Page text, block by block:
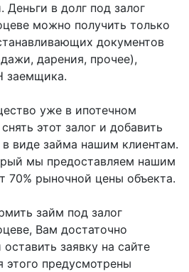
Деньги в долг под залог
можно получить только
документов
дарения, прочее),
заемщика.
уже в ипотечном
этот залог и добавить
виде займа нашим клиентам.
мы предоставляем нашим
70% рыночной цены объекта.
займ под залог
Вам достаточно
заявку на сайте
предусмотрены